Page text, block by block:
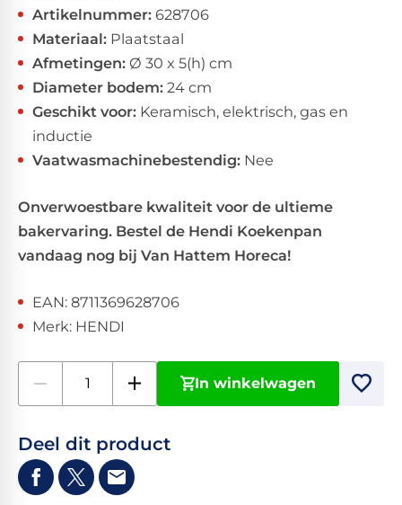
Artikelnummer: 628706
Materiaal: Plaatstaal
Afmetingen: Ø 30 x 5(h) cm
Diameter bodem: 24 cm
Geschikt voor: Keramisch, elektrisch, gas en
inductie
Vaatwasmachinebestendig: Nee
Onverwoestbare kwaliteit voor de ultieme
bakervaring. Bestel de Hendi Koekenpan
vandaag nog bij Van Hattem Horeca!
EAN: 8711369628706
Merk: HENDI
In winkelwagen
Deel dit product